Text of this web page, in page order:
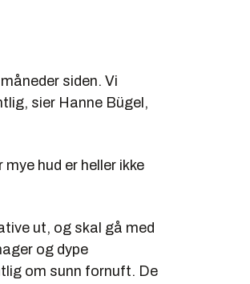
siden. Vi
sier Hanne Bügel,
hud er heller ikke
ut, og skal gå med
og dype
om sunn fornuft. De